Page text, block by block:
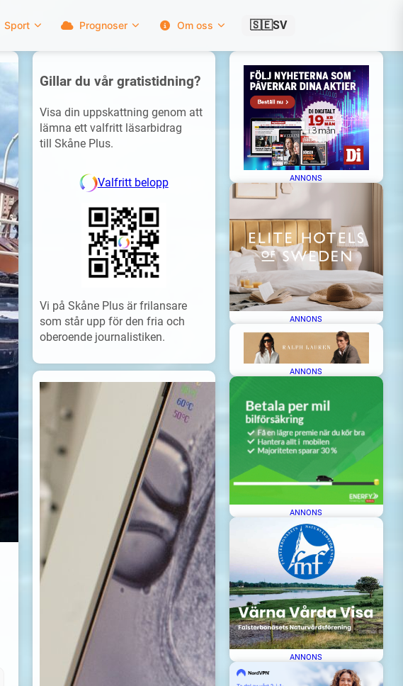
Sport Prognoser Om oss 🇸🇪SV
Gillar du vår gratistidning?
Visa din uppskattning genom att
lämna ett valfritt läsarbidrag
till Skåne Plus.
Valfritt belopp
Vi på Skåne Plus är frilansare
som står upp för den fria och
oberoende journalistiken.
ANNONS
ANNONS
ANNONS
ANNONS
ANNONS